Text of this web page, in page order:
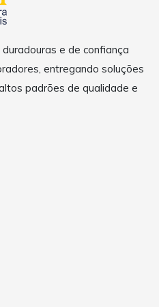
e de confiança
entregando soluções
padrões de qualidade e